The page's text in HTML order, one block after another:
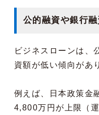
公的融資や銀行
ビジネスローンは、
資額が低い傾向があ
例えば、日本政策金
4,800万円が上限（